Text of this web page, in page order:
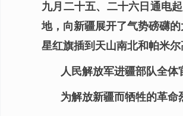
九月二十五、二十六日通电
地，向新疆展开了气势磅礴
星红旗插到天山南北和帕米
人民解放军进疆部队全体
为解放新疆而牺牲的革命